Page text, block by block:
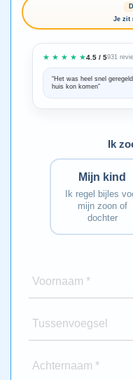
Je zit
★ ★ ★ ★ ★4.5 / 5931
“Het was heel snel
huis kon komen”
Ik
Mijn kind
Ik regel bijles
mijn zoon of
dochter
Voornaam *
Tussenvoegsel
Achternaam *